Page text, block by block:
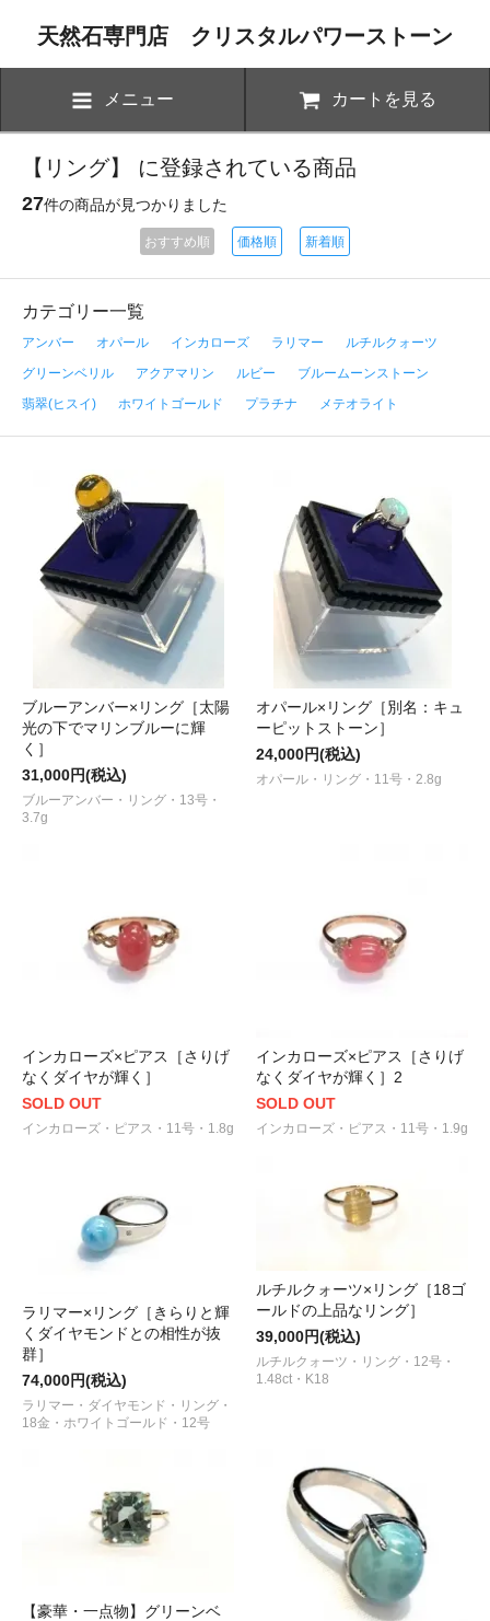
天然石専門店 クリスタルパワーストーン
メニュー カートを見る
【リング】 に登録されている商品
27件の商品が見つかりました
おすすめ順 価格順 新着順
カテゴリー一覧
アンバー オパール インカローズ ラリマー
ルチルクォーツ
グリーンベリル
アクアマリン ルビー
ブルームーンストーン
翡翠(ヒスイ)
ホワイトゴールド プラチナ メテオライト
ブルーアンバー×リング［太陽
光の下でマリンブルーに輝
く］
31,000円(税込)
ブルーアンバー・リング・13号・
3.7g
オパール×リング［別名：キュ
ーピットストーン］
24,000円(税込)
オパール・リング・11号・2.8g
インカローズ×ピアス［さりげ
なくダイヤが輝く］
SOLD OUT
インカローズ・ピアス・11号・1.8g
インカローズ×ピアス［さりげ
なくダイヤが輝く］2
SOLD OUT
インカローズ・ピアス・11号・1.9g
ラリマー×リング［きらりと輝
くダイヤモンドとの相性が抜
群］
74,000円(税込)
ラリマー・ダイヤモンド・リング・
18金・ホワイトゴールド・12号
ルチルクォーツ×リング［18ゴ
ールドの上品なリング］
39,000円(税込)
ルチルクォーツ・リング・12号・
1.48ct・K18
【豪華・一点物】グリーンベ